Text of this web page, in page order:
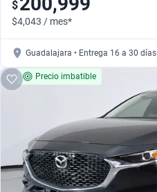
$
$4,043 / mes*
Guadalajara • Entrega 16 a 30 días
Precio imbatible